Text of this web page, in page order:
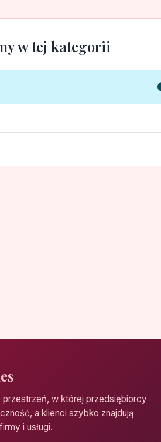
w tej kategorii
przestrzeń, w której przedsiębiorcy
a klienci szybko znajdują
i usługi.